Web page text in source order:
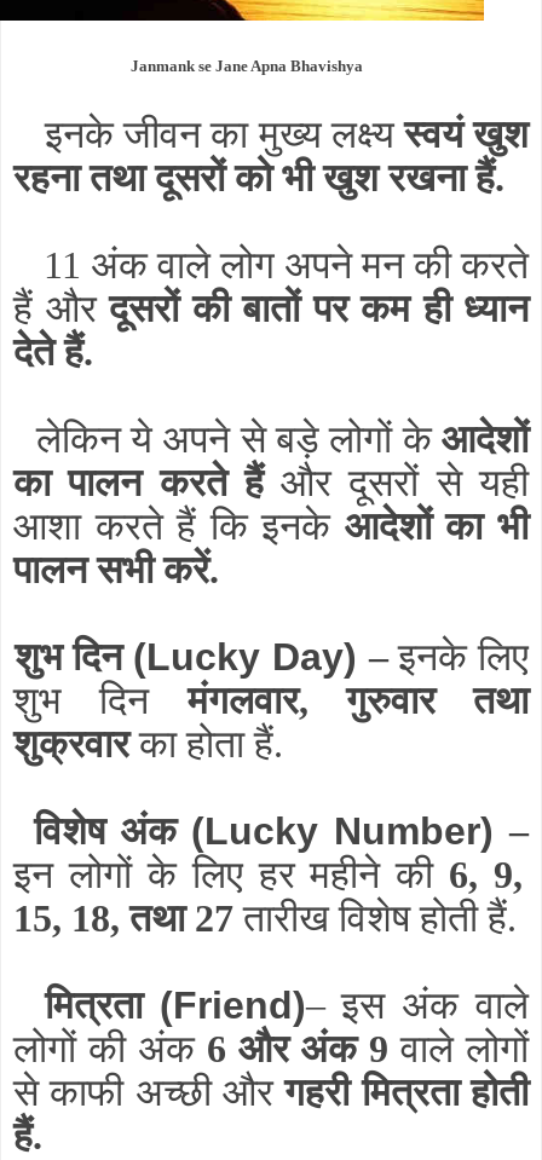
Janmank se Jane Apna Bhavishya
इनके जीवन का मुख्य लक्ष्यस्वयं खुश
रहना तथा दूसरों को भी खुश रखना हैं.
11 अंक वाले लोग अपने मन की करते
हैं औरदूसरों की बातों पर कम ही ध्यान
देते हैं.
लेकिन ये अपने से बड़े लोगों केआदेशों
का पालन करते हैंऔर दूसरों से यही
आशा करते हैं कि इनके आदेशों का भी
पालन सभी करें.
शुभ दिन (Lucky Day) –इनके लिए
शुभ दिनमंगलवार, गुरुवार तथा
शुक्रवारका होता हैं.
विशेष अंक (Lucky Number)–
इन लोगों के लिए हर महीने की6, 9,
15, 18, तथा 27तारीख विशेष होती हैं.
मित्रता (Friend)– इस अंक वाले
लोगों की अंक 6 और अंक 9 वाले लोगों
से काफी अच्छी औरगहरी मित्रता होती
हैं.